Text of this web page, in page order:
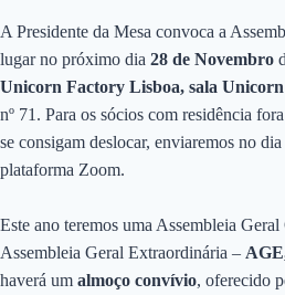
A Presidente da Mesa convoca a
lugar no próximo dia 28 de Novembro
Unicorn Factory Lisboa, sala Unicorn
nº 71. Para os sócios com residência
se consigam deslocar, enviaremos no
plataforma Zoom.
Este ano teremos uma Assembleia
Assembleia Geral Extraordinária –
haverá um almoço convívio, oferecido